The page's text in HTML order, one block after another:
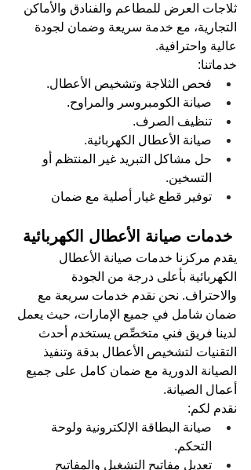
ثلاجات العرض للمطاعم والفنادق والأماكن
التجارية، مع خدمة سريعة وضمان لجودة
عالية واحترافية.
خدماتنا:
فحص الثلاجة وتشخيص الأعطال.
صيانة الكومبروسر والمراوح.
تنظيف الصرف.
صيانة الأعطال الكهربائية.
حل مشاكل التبريد غير المنتظم أو
التسخين.
توفير قطع غيار أصلية مع ضمان
خدمات صيانة الأعطال الكهربائية
يقدم مركزنا خدمات صيانة الأعطال
الكهربائية بأعلى درجة من الجودة
والاحتراف. نحن نقدم خدمات سريعة مع
ضمان شامل في جميع الإمارات، حيث يعمل
لدينا فريق فني متخصِّص يستخدم أحدث
التقنيات لتشخيص الأعطال بدقة وتنفيذ
الصيانة الدورية مع ضمان كامل على جميع
أعمال الصيانة.
نقدم لكم:
صيانة البطاقة الإلكترونية ولوحة
التحكم.
تعديل مفاتيح التشغيل والمفاتيح